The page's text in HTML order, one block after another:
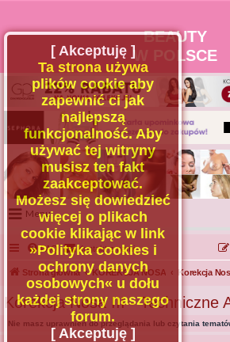
BEAUTY
W POLSCE
Menu
Portal
Facebook
Regulamin
Zapytaj administratora
Kontakt
FAQ Kontakt z nami
Strona główna KOREKCJA NOSA
Korekcja Nosa III - Techniczne
Nie masz uprawnień do przeglądania lub czytania
[ Akceptuję ]
Ta strona używa
plików cookie aby
zapewnić ci jak
najlepszą
funkcjonalność. Aby
używać tej witryny
musisz ten fakt
zaakceptować.
Możesz się dowiedzieć
więcej o plikach
cookie klikając w link
»Polityka cookies i
ochrony danych
osobowych« u dołu
każdej strony naszego
forum.
[ Akceptuję ]